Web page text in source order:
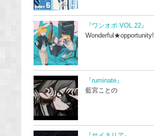
『ワンオポ VOL.22』
Wonderful★opportunity!
『ruminate』
藍宮ことの